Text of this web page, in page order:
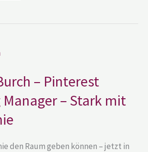
– Pinterest
– Stark mit
den Raum geben können – jetzt in